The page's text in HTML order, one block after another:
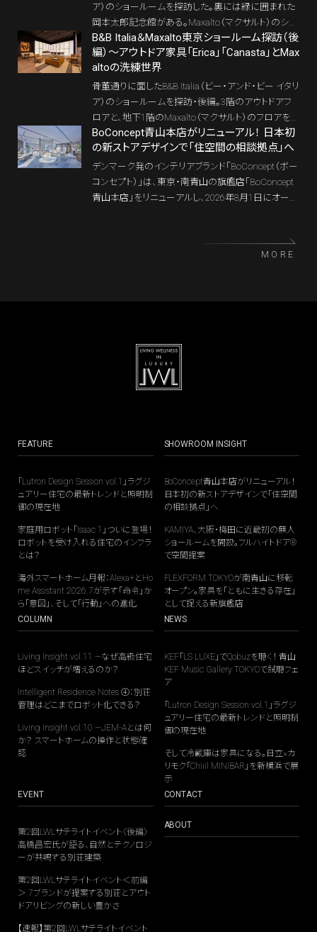
ア）のショールームを探訪した。裏には緑に囲まれた
岡本太郎記念館がある。Maxalto（マクサルト）のショ
ールームである地下1階も含めると4フロアにも及ぶ
ので、前後編2回に分けてレポートする。4フロアにわ
たる空間のうち、前編では1階・2階のインドアコレク
ションにフォーカスする。Patricia Urquiolaの「Tufty-Ti
me 20」、Mario Belliniの「Camaleonda」、Antonio Cit
terioの最新作など、名作と新作が共存する展示構成
を、FlosやLouis Poulsenの照明演出とともにリポー
ト。サステナビリティとカスタマイズ思想が融合する、
いまのB&B Italiaの現在地を読み解く。
B&B Italia＆Maxalto東京ショールーム探訪（後
編）～アウトドア家具「Erica」「Canasta」とMax
altoの洗練世界
骨董通りに面したB&B Italia（ビー・アンド・ビー イタリ
ア）のショールームを探訪・後編。3階のアウトドアフ
ロアと、地下1階のMaxalto（マクサルト）のフロアを紹
介する。3階アウトドアフロアでは、Patricia Urquiola
「Canasta」やAntonio Citterio新作「Erica」など、イン
ドア品質を継承したラグジュアリーアウトドア家具を
紹介。地下1階のMaxaltoフロアでは、「Pathos 50」「A
moenus Soft」ほか、パリ的エレガンスを体現する世
BoConcept青山本店がリニューアル！ 日本初
の新ストアデザインで「住空間の相談拠点」へ
デンマーク発のインテリアブランド「BoConcept（ボー
コンセプト）」は、東京・南青山の旗艦店「BoConcept
青山本店」をリニューアルし、2026年8月1日にオープ
サンプルと3Dシミュレーションを活用するコンサルテ
ーションスペースを導入。家具を販売するだけでな
MORE
FEATURE
「Lutron Design Session vol.1」ラグジ
ュアリー住宅の最新トレンドと照明制
御の現在地
家庭用ロボット「Isaac 1」ついに登場！
ロボットを受け入れる住宅のインフラ
とは？
海外スマートホーム月報：Alexa+とHo
me Assistant 2026.7が示す「命令」か
ら「意図」、そして「行動」への進化
SHOWROOM INSIGHT
BoConcept青山本店がリニューアル！
日本初の新ストアデザインで「住空間
の相談拠点」へ
KAMIYA、大阪・梅田に近畿初の無人
ショールームを開設。フルハイトドア®
で空間提案
FLEXFORM TOKYOが南青山に移転
オープン。家具を「ともに生きる存在」
として捉える新旗艦店
COLUMN
Living Insight vol.11 —なぜ高級住宅
ほどスイッチが増えるのか？
Intelligent Residence Notes ④：別荘
管理はどこまでロボット化できる？
Living Insight vol.10 —JEM-Aとは何
か？ スマートホームの操作と状態確
認
NEWS
KEF「LS LUXE」でQobuzを聴く！ 青山
KEF Music Gallery TOKYOで試聴フェ
ア
「Lutron Design Session vol.1」ラグジ
ュアリー住宅の最新トレンドと照明制
御の現在地
そして冷蔵庫は家具になる。日立×カ
リモク「Chiiil MINIBAR」を新横浜で展
示
EVENT
第2回LWLサテライトイベント〈後編〉
高橋昌宏氏が語る、自然とテクノロジ
ーが共鳴する別荘建築
第2回LWLサテライトイベント＜前編
＞ 7ブランドが提案する別荘とアウト
ドアリビングの新しい豊かさ
【速報】第2回LWLサテライトイベント
CONTACT
ABOUT